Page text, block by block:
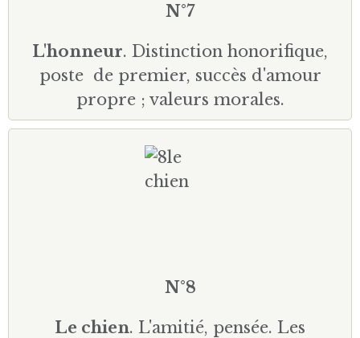
N°7
L'honneur. Distinction honorifique,
poste de premier, succès d'amour
propre ; valeurs morales.
N°8
Le chien. L'amitié, pensée. Les